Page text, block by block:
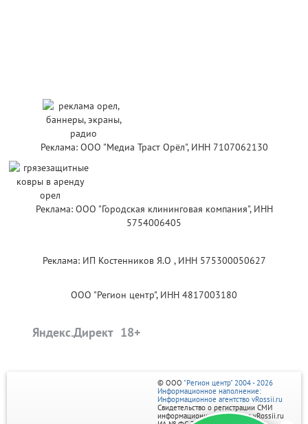
Реклама: ООО "Медиа Траст Орёл", ИНН 7107062130
Реклама: ООО "Городская клининговая компания", ИНН
5754006405
Реклама: ИП Костенников Я.О , ИНН 575300050627
ООО "Регион центр", ИНН 4817003180
Яндекс.Директ
© ООО "Регион центр" 2004 - 2026
Информационное наполнение:
Информационное агентство vRossii.ru
Свидетельство о регистрации СМИ
информационного агентства vRossii.ru